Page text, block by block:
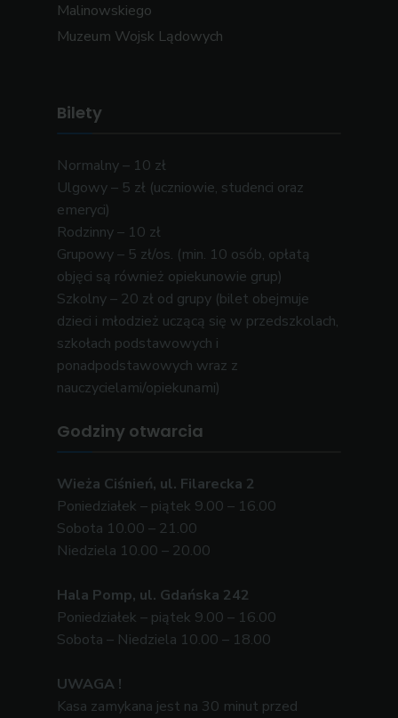
Malinowskiego
Muzeum Wojsk Lądowych
Bilety
Normalny – 10 zł
Ulgowy – 5 zł (uczniowie, studenci oraz
emeryci)
Rodzinny – 10 zł
Grupowy – 5 zł/os. (min. 10 osób, opłatą
objęci są również opiekunowie grup)
Szkolny – 20 zł od grupy (bilet obejmuje
dzieci i młodzież uczącą się w przedszkolach,
szkołach podstawowych i
ponadpodstawowych wraz z
nauczycielami/opiekunami)
Godziny otwarcia
Wieża Ciśnień, ul. Filarecka 2
Poniedziałek – piątek 9.00 – 16.00
Sobota 10.00 – 21.00
Niedziela 10.00 – 20.00
Hala Pomp, ul. Gdańska 242
Poniedziałek – piątek 9.00 – 16.00
Sobota – Niedziela 10.00 – 18.00
UWAGA !
Kasa zamykana jest na 30 minut przed